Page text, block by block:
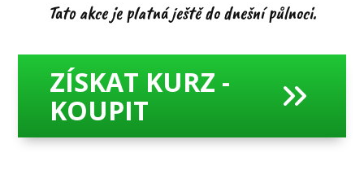
Tato akce je platná ještě do dnešní půlnoci.
ZÍSKAT KURZ -
KOUPIT